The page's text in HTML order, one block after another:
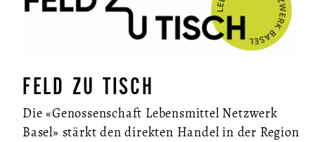
FELD ZU TISCH
Die «Genossenschaft Lebensmittel Netzwerk
Basel» stärkt den direkten Handel in der Region